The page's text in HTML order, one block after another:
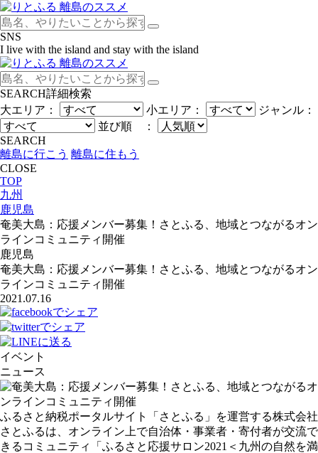
SNS
I live with the island and stay with the island
SEARCH詳細検索
大エリア：
小エリア：
ジャンル：
並び順 ：
SEARCH
離島に行こう 離島に住もう
CLOSE
TOP
九州
鹿児島
奄美大島：応援メンバー募集！さとふる、地域とつながるオン
ラインコミュニティ開催
鹿児島
奄美大島：応援メンバー募集！さとふる、地域とつながるオン
ラインコミュニティ開催
2021.07.16
イベント
ニュース
ふるさと納税ポータルサイト「さとふる」を運営する株式会社
さとふるは、オンライン上で自治体・事業者・寄付者が交流で
きるコミュニティ「ふるさと応援サロン2021＜九州の自然を満